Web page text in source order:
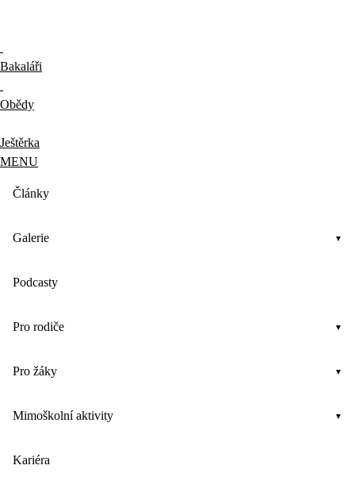
Bakaláři
Obědy
Ještěrka
MENU
Články
Galerie
Podcasty
Pro rodiče
Pro žáky
Mimoškolní aktivity
Kariéra